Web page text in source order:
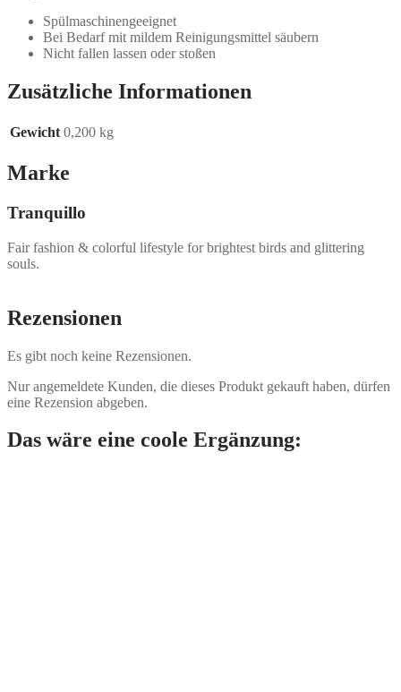
Spülmaschinengeeignet
Bei Bedarf mit mildem Reinigungsmittel säubern
Nicht fallen lassen oder stoßen
Zusätzliche Informationen
Gewicht 0,200 kg
Marke
Tranquillo
Fair fashion & colorful lifestyle for brightest birds and glittering
souls.
Rezensionen
Es gibt noch keine Rezensionen.
Nur angemeldete Kunden, die dieses Produkt gekauft haben, dürfen
eine Rezension abgeben.
Das wäre eine coole Ergänzung: